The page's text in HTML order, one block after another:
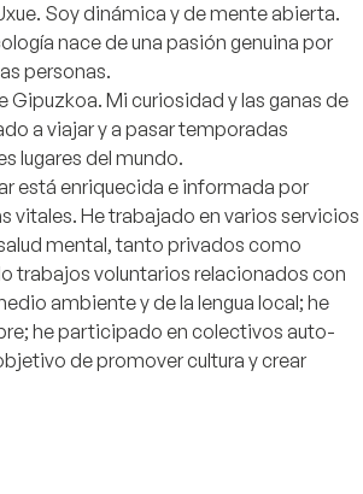
Soy dinámica y de mente abierta.
nace de una pasión genuina por
personas.
Gipuzkoa. Mi curiosidad y las ganas de
a viajar y a pasar temporadas
lugares del mundo.
está enriquecida e informada por
vitales. He trabajado en varios servicios
mental, tanto privados como
trabajos voluntarios relacionados con
ambiente y de la lengua local; he
he participado en colectivos auto-
de promover cultura y crear